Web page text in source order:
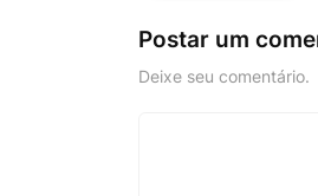
Postar um
Deixe seu comentário.